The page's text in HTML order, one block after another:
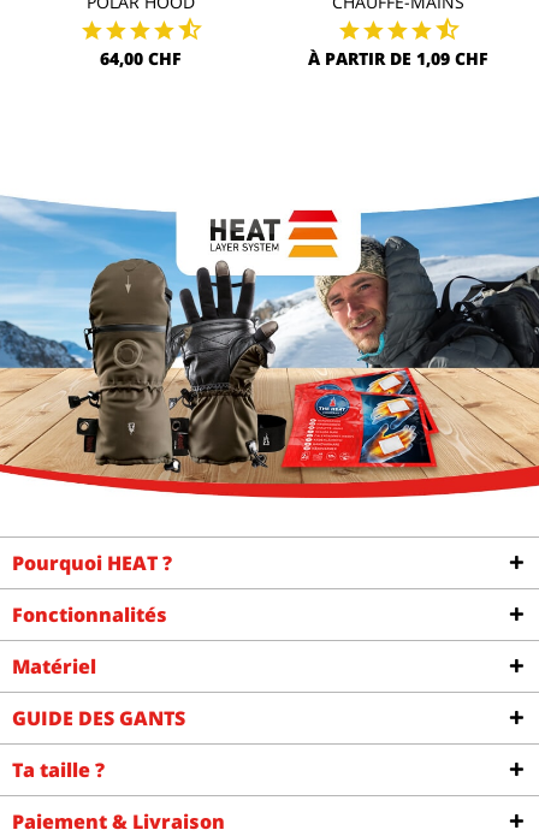
64,00 CHF À PARTIR DE 1,09 CHF
Pourquoi HEAT ?
Fonctionnalités
Matériel
GUIDE DES GANTS
Ta taille ?
Paiement & Livraison